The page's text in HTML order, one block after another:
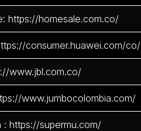
https://homesale.com.co/
consumer.huawei.com/co/
www.jbl.com.co/
www.jumbocolombia.com/
: https://supermu.com/